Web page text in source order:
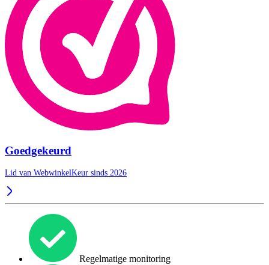
Goedgekeurd
Lid van WebwinkelKeur sinds 2026
Regelmatige monitoring